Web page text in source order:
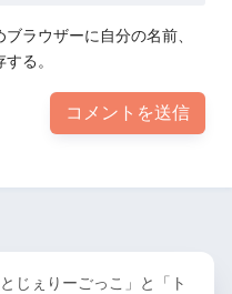
ラウザーに自分の名前、
る。
じぇりーごっこ」と「ト